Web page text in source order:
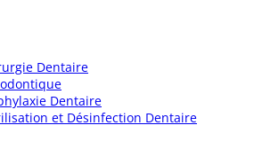
Dentaire
Dentaire
et Désinfection Dentaire